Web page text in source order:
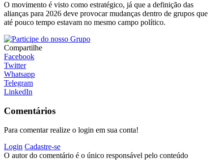
O movimento é visto como estratégico, já que a definição das
alianças para 2026 deve provocar mudanças dentro de grupos que
até pouco tempo estavam no mesmo campo político.
Compartilhe
Facebook
Twitter
Whatsapp
Telegram
LinkedIn
Comentários
Para comentar realize o login em sua conta!
Login Cadastre-se
O autor do comentário é o único responsável pelo conteúdo